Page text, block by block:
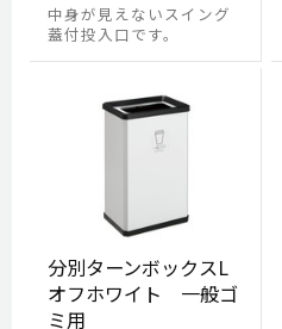
中身が見えないスイング
蓋付投入口です。
分別ターンボックスL
オフホワイト 一般ゴ
ミ用